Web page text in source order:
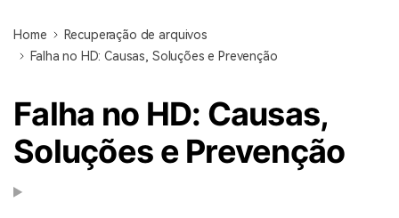
Home
Recuperação de arquivos
Falha no HD: Causas, Soluções e Prevenção
Falha no HD: Causas,
Soluções e Prevenção